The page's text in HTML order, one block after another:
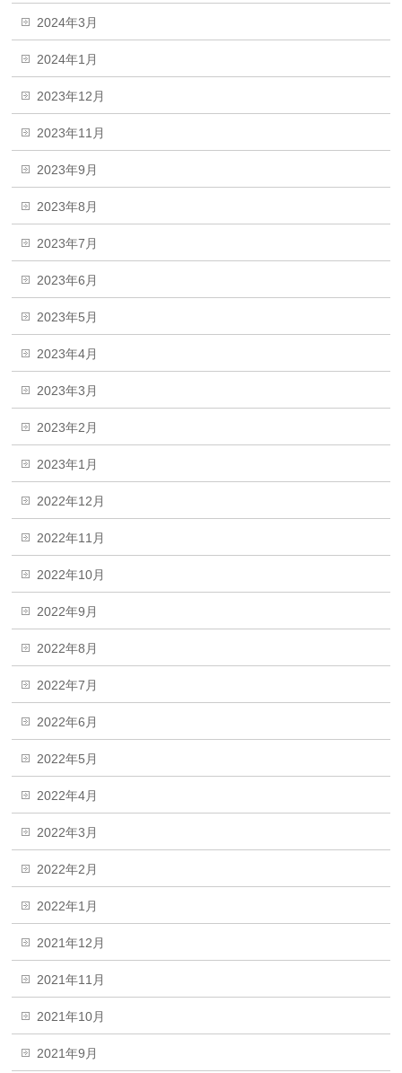
2024年3月
2024年1月
2023年12月
2023年11月
2023年9月
2023年8月
2023年7月
2023年6月
2023年5月
2023年4月
2023年3月
2023年2月
2023年1月
2022年12月
2022年11月
2022年10月
2022年9月
2022年8月
2022年7月
2022年6月
2022年5月
2022年4月
2022年3月
2022年2月
2022年1月
2021年12月
2021年11月
2021年10月
2021年9月